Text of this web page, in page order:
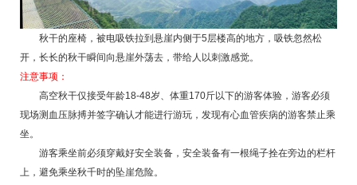
秋干的座椅，被电吸铁拉到悬崖内侧于5层楼高的地方，吸铁忽然松
开，长长的秋干瞬间向悬崖外荡去，带给人以刺激感觉。
注意事项：
高空秋干仅接受年龄18-48岁、体重170斤以下的游客体验，游客必须
现场测血压脉搏并签字确认才能进行游玩，发现有心血管疾病的游客禁止乘
坐。
游客乘坐前必须穿戴好安全装备，安全装备有一根绳子拴在旁边的栏杆
上，避免乘坐秋千时的坠崖危险。